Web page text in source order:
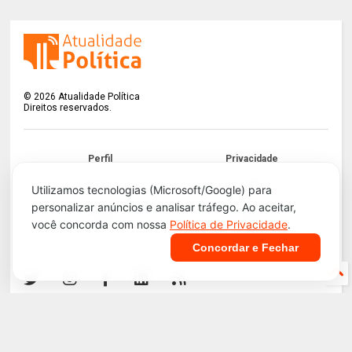
Utilizamos tecnologias (Microsoft/Google) para
personalizar anúncios e analisar tráfego. Ao aceitar,
você concorda com nossa Política de Privacidade.
Concordar e Fechar
©2026 Atualidade Política
Direitos reservados.
Perfil Privacidade
Termos LGPD
Contato Apoie!